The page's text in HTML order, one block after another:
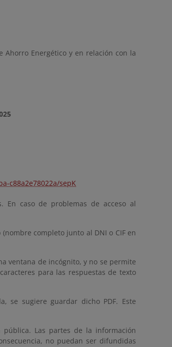
Energético y en relación con la
c88a2e78022a/sepK
En caso de problemas de acceso al
completo junto al DNI o CIF en
ventana de incógnito, y no se permite
para las respuestas de texto
se sugiere guardar dicho PDF. Este
pública. Las partes de la información
no puedan ser difundidas